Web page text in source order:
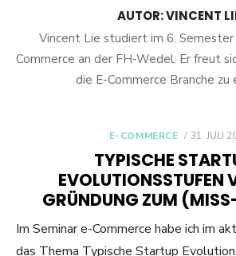
AUTOR:VINCENT
Vincent Lie studiert im 6. Semester
Commerce an der FH-Wedel. Er freut
die E-Commerce Branche zu
E-COMMERCE
POSTED
31. JULI
TYPISCHE
EVOLUTIONSSTUFEN
GRÜNDUNG ZUM
Im Seminar e-Commerce habe ich im
das Thema Typische Startup